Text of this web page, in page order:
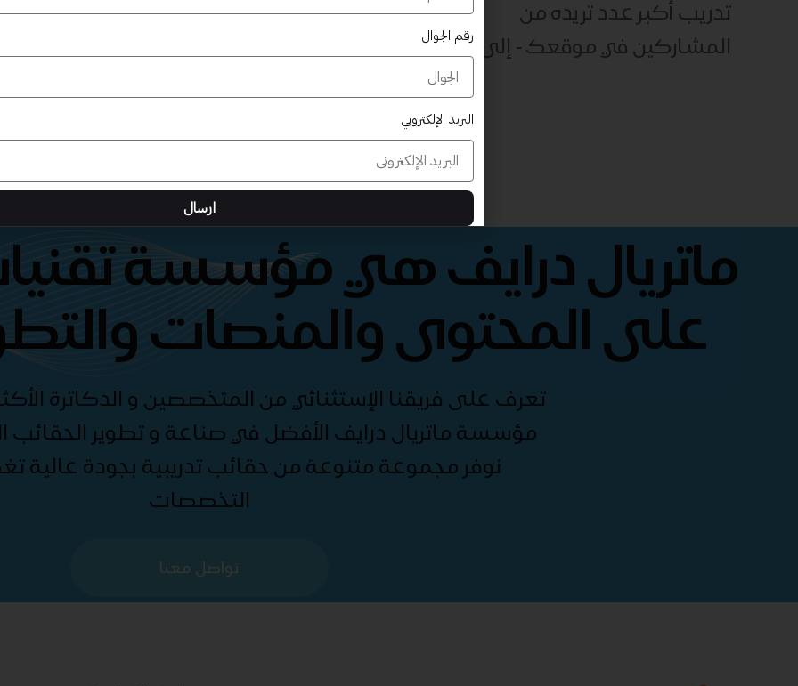
تدريب أكبر عدد تريده من
المشاركين في موقعك - ​​إلى الأبد!
ماتريال درايف هي مؤسسة
على المحتوى والمنصات
تعرف على فريقنا الإستثنائي من المتخصصين و الدكاترة
مؤسسة ماتريال درايف الأفضل في صناعة و تطوير الحقائب
نوفر مجموعة متنوعة من حقائب تدريبية بجودة عالية
التخصصات
تواصل معنا
رقم الجوال
البريد الإلكتروني
ارسال